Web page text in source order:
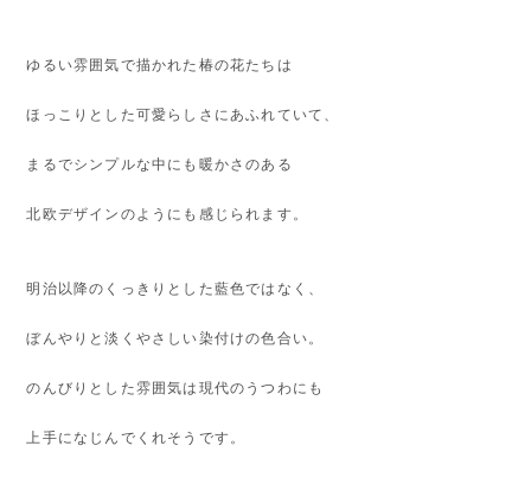
ゆるい雰囲気で描かれた椿の花たちは
ほっこりとした可愛らしさにあふれていて、
まるでシンプルな中にも暖かさのある
北欧デザインのようにも感じられます。
明治以降のくっきりとした藍色ではなく、
ぼんやりと淡くやさしい染付けの色合い。
のんびりとした雰囲気は現代のうつわにも
上手になじんでくれそうです。